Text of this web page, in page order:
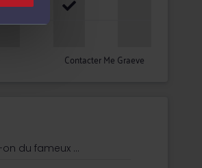
Contacter Me Graeve
on du fameux ...